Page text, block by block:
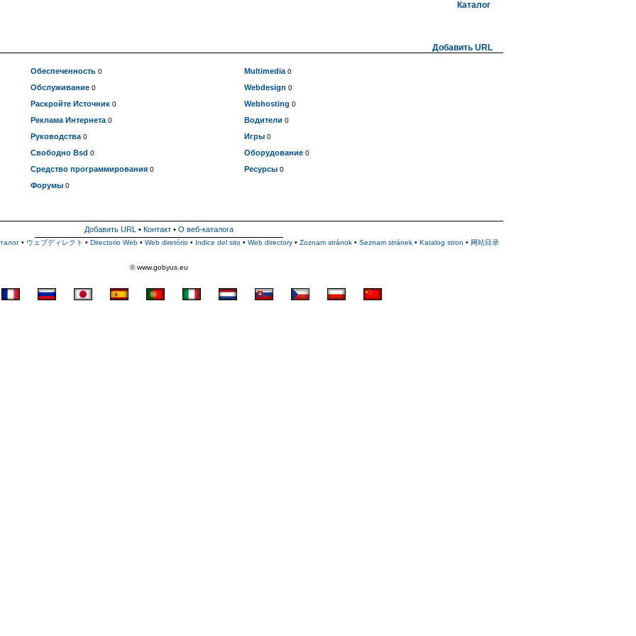
Добавить URL
Обеспеченность 0
Обслуживание 0
Раскройте Источник 0
Реклама Интернета 0
Руководства 0
Свободно Bsd 0
Средство программирования 0
Форумы 0
Multimedia 0
Webdesign 0
Webhosting 0
Водители 0
Игры 0
Оборудование 0
Ресурсы 0
Добавить URL • Контакт • О веб-каталога
• ウェブディレクト • Directorio Web • Web diretório • Indice del sito • Web directory • Zoznam stránok • Seznam stránek • Katalog stron • 网站目录
© www.gobyus.eu
Каталог